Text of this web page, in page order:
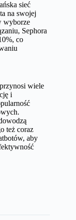
sieć
na swojej
wyborze
Sephora
co
wiele
i
też coraz
aby